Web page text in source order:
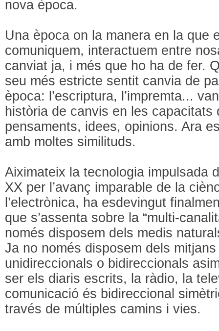
nova època.
Una època on la manera en la que
comuniquem, interactuem entre
canviat ja, i més que ho ha de fer.
seu més estricte sentit canvia de
època: l’escriptura, l’impremta...
història de canvis en les capacitats
pensaments, idees, opinions. Ara
amb moltes similituds.
Aiximateix la tecnologia impulsada
XX per l’avanç imparable de la
l’electrònica, ha esdevingut
que s’assenta sobre la “multi-
només disposem dels medis
Ja no només disposem dels
unidireccionals o bidireccionals
ser els diaris escrits, la ràdio, la
comunicació és bidireccional
través de múltiples camins i vies.